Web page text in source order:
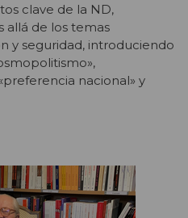
clave de la ND,
allá de los temas
y seguridad, introduciendo
nacional» y